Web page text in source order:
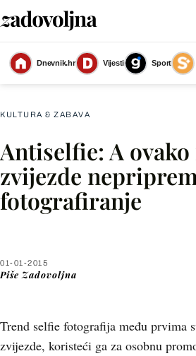
Dnevnik.hr Vijesti Sport
KULTURA & ZABAVA
Antiselfie: A
zvijezde
fotografiranje
01-01-2015
Piše Zadovoljna
Trend selfie fotografija među prvima
zvijezde, koristeći ga za osobnu
Facebook
X